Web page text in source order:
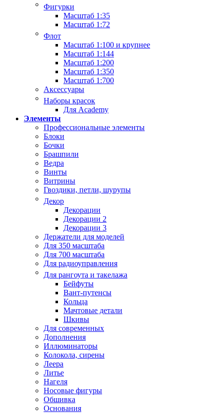
Фигурки
Масштаб 1:35
Масштаб 1:72
Флот
Масштаб 1:100 и крупнее
Масштаб 1:144
Масштаб 1:200
Масштаб 1:350
Масштаб 1:700
Аксессуары
Наборы красок
Для Academy
Элементы
Профессиональные элементы
Блоки
Бочки
Брашпили
Ведра
Винты
Витрины
Гвоздики, петли, шурупы
Декор
Декорации
Декорации 2
Декорации 3
Держатели для моделей
Для 350 масштаба
Для 700 масштаба
Для радиоуправления
Для рангоута и такелажа
Бейфуты
Вант-путенсы
Кольца
Мачтовые детали
Шкивы
Для современных
Дополнения
Иллюминаторы
Колокола, сирены
Леера
Литье
Нагеля
Носовые фигуры
Обшивка
Основания